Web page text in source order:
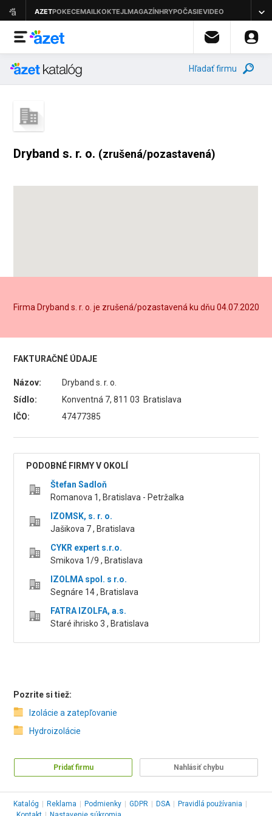
Hľadať firmu
Dryband s. r. o. (zrušená/pozastavená)
Firma Dryband s. r. o. je zrušená/pozastavená ku dňu 04.07.2020
FAKTURAČNÉ ÚDAJE
Názov:
Dryband s. r. o.
Sídlo:
Konventná 7, 811 03 Bratislava
IČO:
47477385
PODOBNÉ FIRMY V OKOLÍ
Štefan Sadloň
Romanova 1, Bratislava - Petržalka
IZOMSK, s. r. o.
Jašikova 7 , Bratislava
CYKR expert s.r.o.
Smikova 1/9 , Bratislava
IZOLMA spol. s r.o.
Segnáre 14 , Bratislava
FATRA IZOLFA, a.s.
Staré ihrisko 3 , Bratislava
Pozrite si tiež:
Izolácie a zatepľovanie
Hydroizolácie
Pridať firmu Nahlásiť chybu
Katalóg Reklama Podmienky GDPR DSA Pravidlá používania